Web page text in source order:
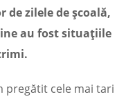
de zilele de școală,
au fost situațiile
pregătit cele mai tari